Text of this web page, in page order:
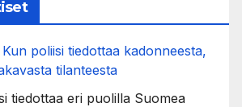
poliisi tiedottaa kadonneesta,
tilanteesta
tiedottaa eri puolilla Suomea